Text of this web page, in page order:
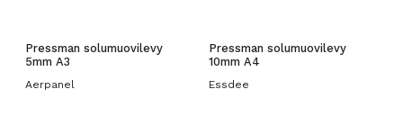
Pressman solumuovilevy
5mm A3
Aerpanel
Pressman solumuovilevy
10mm A4
Essdee